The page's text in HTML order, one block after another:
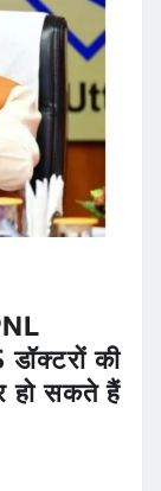
की
हो सकते हैं